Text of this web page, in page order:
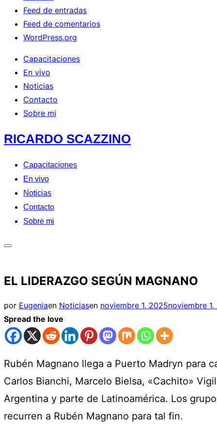
Feed de entradas
Feed de comentarios
WordPress.org
Capacitaciones
En vivo
Noticias
Contacto
Sobre mi
Saltar
al
contenido
RICARDO SCAZZINO
Capacitaciones
En vivo
Noticias
Contacto
Sobre mi
barra
y
la
navegación
EL LIDERAZGO SEGÚN MAGNANO
por Eugeniaen Noticiasen Publicado
noviembre 1, 2025noviembre
Spread the love
Rubén Magnano llega a Puerto Madryn para
Carlos Bianchi, Marcelo Bielsa, «Cachito»
Argentina y parte de Latinoamérica. Los
recurren a Rubén Magnano para tal fin.